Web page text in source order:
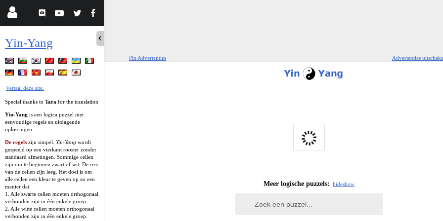
Yin-Yang
Vertaal deze site.
Special thanks to Tara for the translation
Yin-Yang is een logica puzzel met
eenvoudige regels en uitdagende
oplossingen.
De regels zijn simpel. Yin-Yang wordt
gespeeld op een vierkant rooster zonder
standaard afmetingen. Sommige cellen
zijn om te beginnen zwart of wit. De rest
van de cellen zijn leeg. Het doel is om
alle cellen een kleur te geven op zo een
manier dat:
1. Alle zwarte cellen moeten orthogonaal
verbonden zijn in één enkele groep.
2. Alle witte cellen moeten orthogonaal
verbonden zijn in één enkele groep.
Pin Advertenties Advertenties
Meer logische puzzels: hideshow